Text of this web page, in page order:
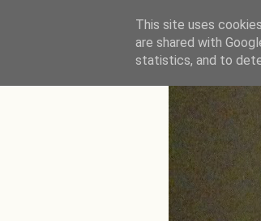
This site uses
are shared with
statistics, and to